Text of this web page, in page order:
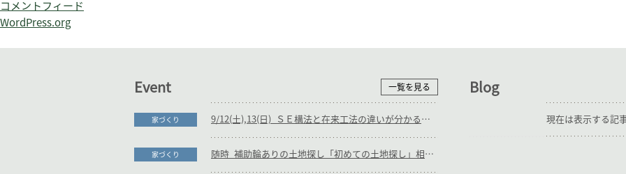
コメントフィード
WordPress.org
Event 一覧を見る
家づくり 9/12(土),13(日)_ＳＥ構法と在来工法の違いが分かる 施工中見学会
家づくり 随時_補助輪ありの土地探し「初めての土地探し」相談会【3組様限定】
Blog
現在は表示する記